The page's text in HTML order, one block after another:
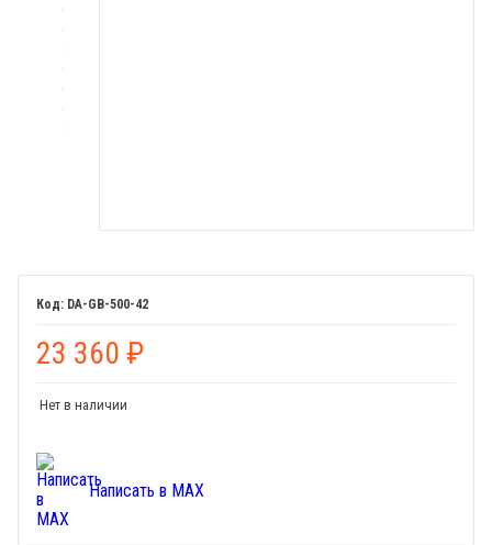
DA-GB-500-42
23 360 ₽
Нет в наличии
Написать в MAX